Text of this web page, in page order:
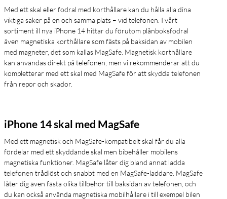
Med ett skal eller fodral med korthållare kan du hålla alla dina
viktiga saker på en och samma plats – vid telefonen. I vårt
sortiment ill nya iPhone 14 hittar du förutom plånboksfodral
även magnetiska korthållare som fästs på baksidan av mobilen
med magneter, det som kallas MagSafe. Magnetisk korthållare
kan användas direkt på telefonen, men vi rekommenderar att du
kompletterar med ett skal med MagSafe för att skydda telefonen
från repor och skador.
iPhone 14 skal med MagSafe
Med ett magnetisk och MagSafe-kompatibelt skal får du alla
fördelar med ett skyddande skal men bibehåller mobilens
magnetiska funktioner. MagSafe låter dig bland annat ladda
telefonen trådlöst och snabbt med en MagSafe-laddare. MagSafe
låter dig även fästa olika tillbehör till baksidan av telefonen, och
du kan också använda magnetiska mobilhållare i till exempel bilen